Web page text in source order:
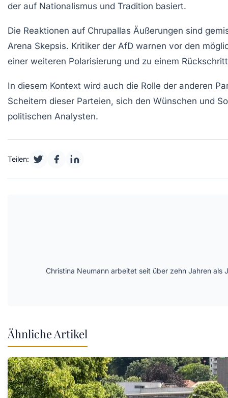
der auf Nationalismus und Tradition basiert.
Die Reaktionen auf Chrupallas Äußerungen sind
Arena Skepsis. Kritiker der AfD warnen vor den
einer weiteren Polarisierung und zu einem
In diesem Kontext wird auch die Rolle der anderen
Scheitern dieser Parteien, sich den Wünschen und
politischen Analysten.
Teilen:
Christina Neumann arbeitet seit über zehn Jahren als
Ähnliche Artikel